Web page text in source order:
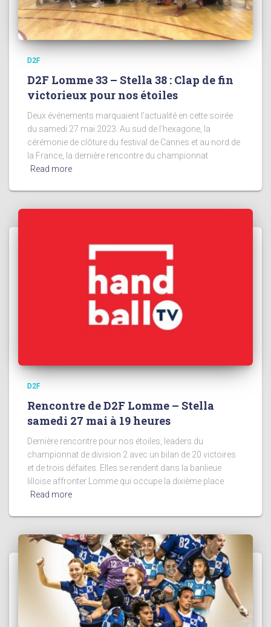
D2F
D2F Lomme 33 – Stella 38 : Clap de fin
victorieux pour nos étoiles
Deux événements marquaient l’actualité en cette soirée
du samedi 27 mai 2023. Au sud de l’hexagone, la
cérémonie de clôture du festival de Cannes et au nord de
la France, la dernière rencontre du championnat
Read more
D2F
Rencontre de D2F Lomme – Stella
samedi 27 mai à 19 heures
Dernière rencontre pour nos étoiles, leaders du
championnat de division 2 avec un bilan de 20 victoires
et de trois défaites. Elles se rendent dans la banlieue
lilloise affronter Lomme qui occupe la dixième place
Read more